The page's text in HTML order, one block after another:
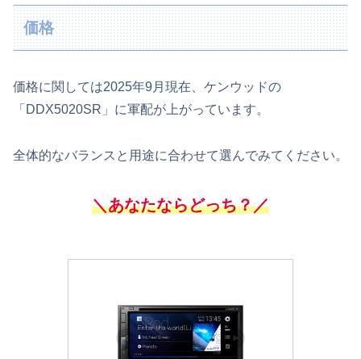
価格
価格に関しては2025年9月現在、ケンウッドの
「DDX5020SR」に軍配が上がっています。
全体的なバランスと用途に合わせて選んでみてください。
＼あなたならどっち？／